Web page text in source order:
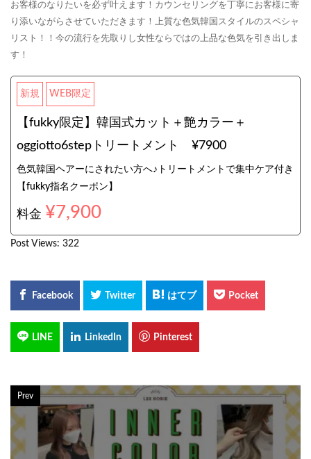
お客様のなりたいを必ず叶えます！カウンセリングを丁寧にお客様に寄
り添いながらさせていただきます！上質な色気韓国スタイルのスペシャ
リスト！！今の流行を先取りし女性ならではの上品な色気を引き出しま
す！
新規 WEB限定
【fukky限定】韓国式カット＋艶カラー＋
oggiotto6stepトリートメント ¥7900
色気韓国ヘアーにされたい方へ♪トリートメントで集中ケア付き
【fukky指名クーポン】
料金 ¥7,900
Post Views: 322
Prev